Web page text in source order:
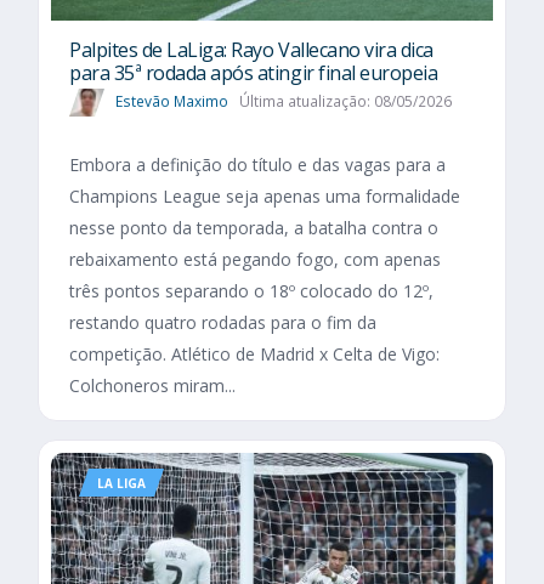
Palpites de LaLiga: Rayo Vallecano vira dica
para 35ª rodada após atingir final europeia
Estevão Maximo Última atualização: 08/05/2026
Embora a definição do título e das vagas para a
Champions League seja apenas uma formalidade
nesse ponto da temporada, a batalha contra o
rebaixamento está pegando fogo, com apenas
três pontos separando o 18º colocado do 12º,
restando quatro rodadas para o fim da
competição. Atlético de Madrid x Celta de Vigo:
Colchoneros miram...
LA LIGA